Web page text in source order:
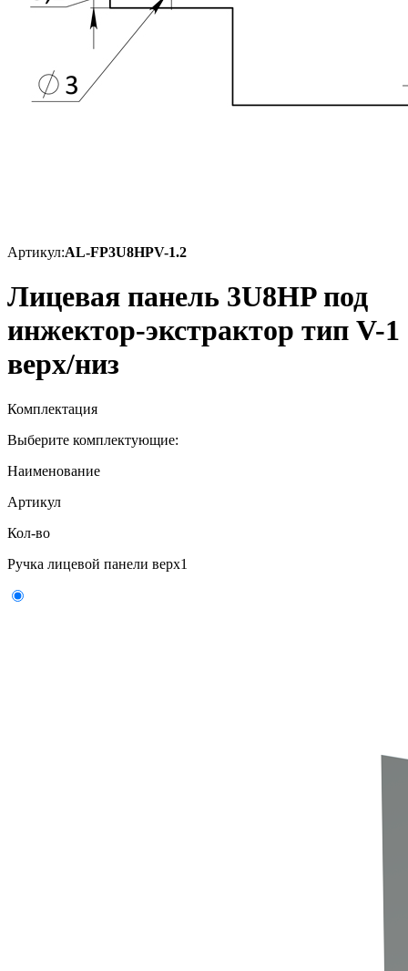
Артикул:AL-FP3U8HPV-1.2
Лицевая панель 3U8HP под
инжектор-экстрактор тип V-1
верх/низ
Комплектация
Выберите комплектующие:
Наименование
Артикул
Кол-во
Ручка лицевой панели верх1